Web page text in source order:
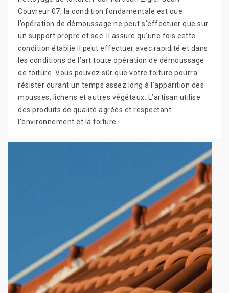
Couvreur 07, la condition fondamentale est que
l’opération de démoussage ne peut s’effectuer que sur
un support propre et sec. Il assure qu’une fois cette
condition établie il peut effectuer avec rapidité et dans
les conditions de l’art toute opération de démoussage
de toiture. Vous pouvez sûr que votre toiture pourra
résister durant un temps assez long à l’apparition des
mousses, lichens et autres végétaux. L’artisan utilise
des produits de qualité agréés et respectant
l’environnement et la toiture.